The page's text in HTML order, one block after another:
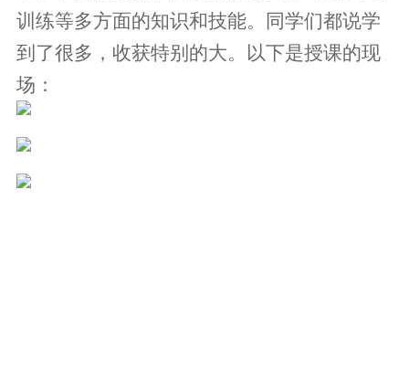
训练等多方面的知识和技能。同学们都说学
到了很多，收获特别的大。以下是授课的现
场：